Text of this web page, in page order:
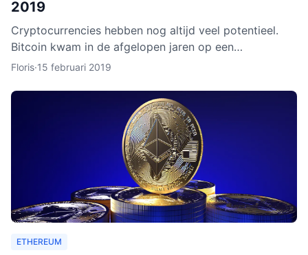
2019
Cryptocurrencies hebben nog altijd veel potentieel.
Bitcoin kwam in de afgelopen jaren op een
hoogtepunt te staan en Ethereum volgde in rap
Floris·15 februari 2019
ETHEREUM